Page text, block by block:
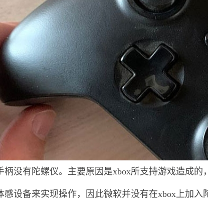
柄没有陀螺仪。主要原因是xbox所支持游戏造成
感设备来实现操作，因此微软并没有在xbox上加入